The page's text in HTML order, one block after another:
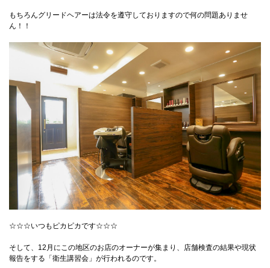
もちろんグリードヘアーは法令を遵守しておりますので何の問題ありませ
ん！！
☆☆☆いつもピカピカです☆☆☆
そして、12月にこの地区のお店のオーナーが集まり、店舗検査の結果や現状
報告をする「衛生講習会」が行われるのです。